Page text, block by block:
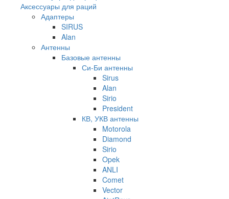
Аксессуары для раций
Адаптеры
SIRUS
Alan
Антенны
Базовые антенны
Си-Би антенны
Sirus
Alan
Sirio
President
КВ, УКВ антенны
Motorola
Diamond
Sirio
Opek
ANLI
Comet
Vector